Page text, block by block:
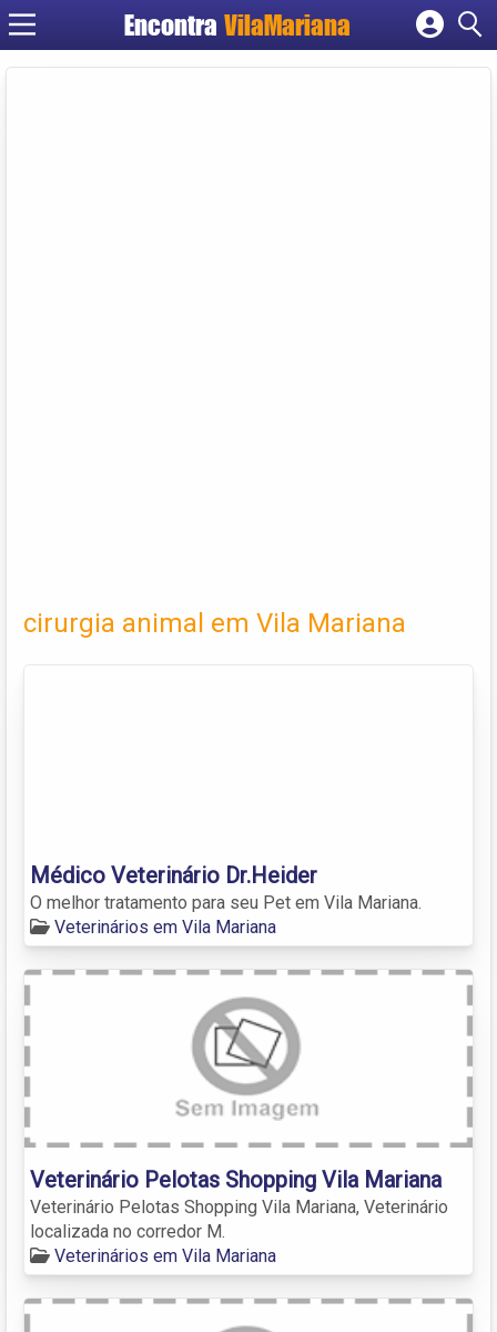
EncontraVilaMariana
Cadastrar empresa
cirurgia animal em Vila Mariana
Médico Veterinário Dr.Heider
O melhor tratamento para seu Pet em Vila Mariana.
Veterinários em Vila Mariana
Veterinário Pelotas Shopping Vila Mariana
Veterinário Pelotas Shopping Vila Mariana, Veterinário
localizada no corredor M.
Veterinários em Vila Mariana